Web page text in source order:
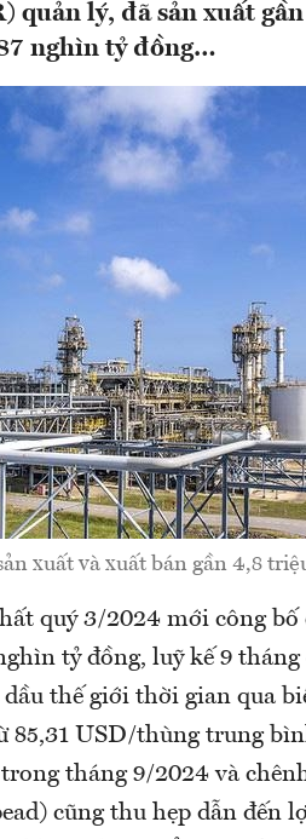
quản lý, đã sản xuất
nghìn tỷ đồng…
xuất và xuất bán gần 4,8
quý 3/2024 mới công bố
tỷ đồng, luỹ kế 9
thế giới thời gian qua
85,31 USD/thùng trung
tháng 9/2024 và
cũng thu hẹp dẫn đến